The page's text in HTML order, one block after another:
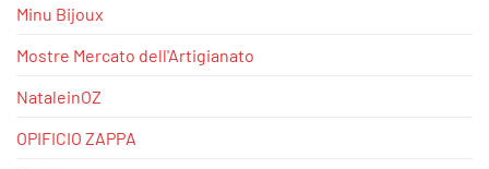
Minu Bijoux
Mostre Mercato dell'Artigianato
NataleinOZ
OPIFICIO ZAPPA